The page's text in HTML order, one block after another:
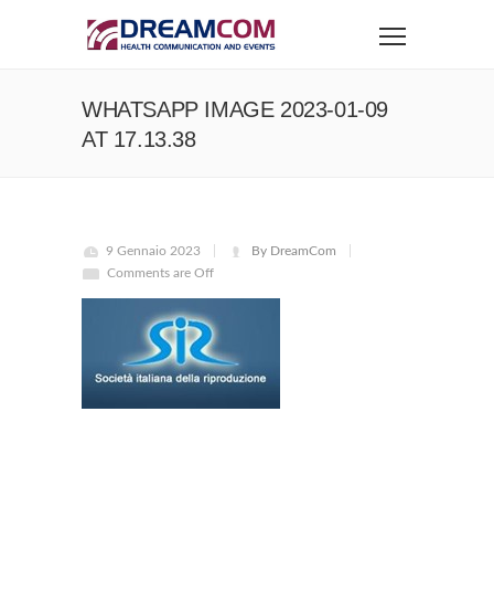
WHATSAPP IMAGE 2023-01-09
AT 17.13.38
9 Gennaio 2023
By DreamCom
Comments are Off